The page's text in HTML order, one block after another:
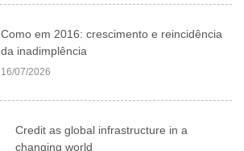
Como em 2016: crescimento e reincidência
da inadimplência
16/07/2026
Credit as global infrastructure in a
changing world